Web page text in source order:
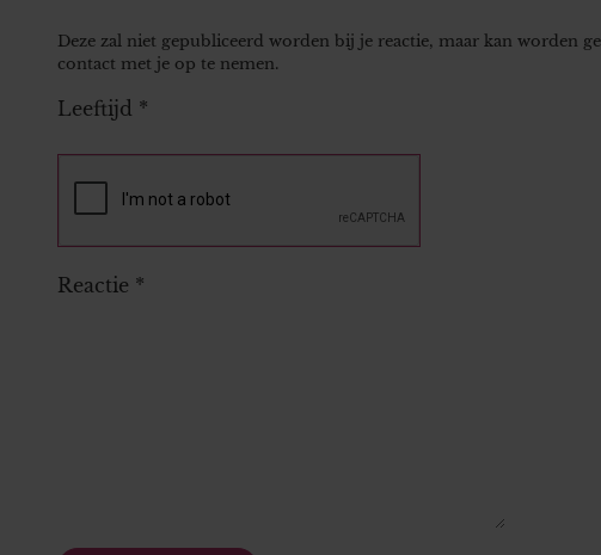
Deze zal niet gepubliceerd worden bij je reactie, maar kan worden
contact met je op te nemen.
Leeftijd *
Reactie *